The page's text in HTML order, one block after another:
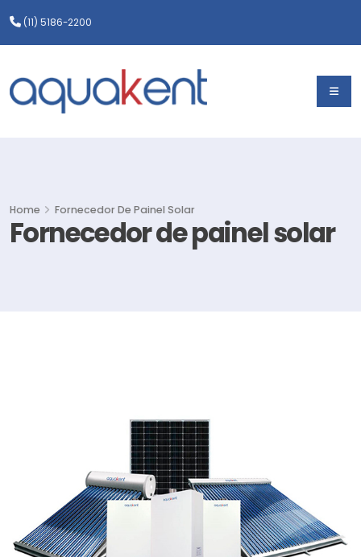
(11) 5186-2200
Fornecedor de painel solar
Home Fornecedor De Painel Solar